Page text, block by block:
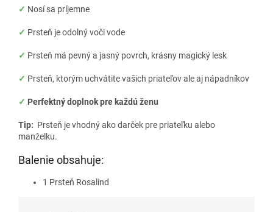
✓ Nosí sa príjemne
✓ Prsteň je odolný voči vode
✓ Prsteň má pevný a jasný povrch, krásny magický lesk
✓ Prsteň, ktorým uchvátite vašich priateľov ale aj nápadníkov
✓ Perfektný doplnok pre každú ženu
Tip: Prsteň je vhodný ako darček pre priateľku alebo
manželku.
Balenie obsahuje:
1 Prsteň Rosalind